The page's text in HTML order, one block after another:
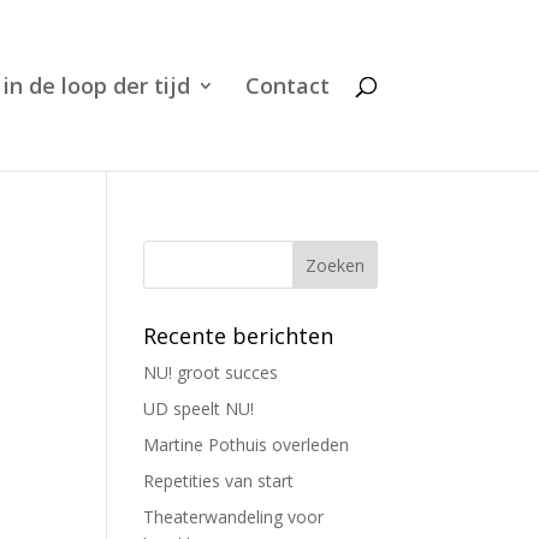
de loop der tijd Contact
Recente berichten
NU! groot succes
UD speelt NU!
Martine Pothuis overleden
Repetities van start
Theaterwandeling voor